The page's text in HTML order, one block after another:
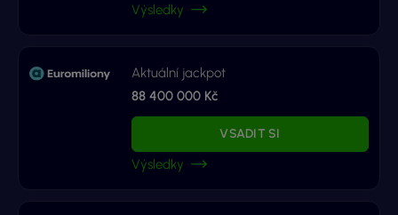
Výsledky
Aktuální jackpot
88 400 000 Kč
VSADIT SI
Výsledky